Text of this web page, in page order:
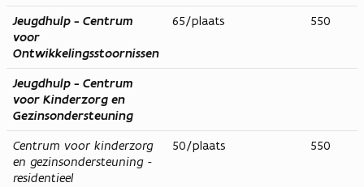
Jeugdhulp - Centrum
voor
Ontwikkelingsstoornissen
65/plaats 550
Jeugdhulp - Centrum
voor Kinderzorg en
Gezinsondersteuning
Centrum voor kinderzorg
en gezinsondersteuning -
residentieel
50/plaats 550